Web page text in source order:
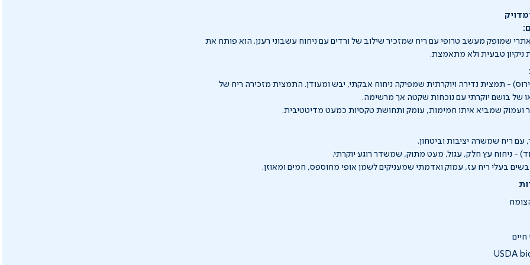
שמופק מעשב טרופי עם ריח שמזכיר שילוב של ורדים עם ניחוח עשבוני רענן. הוא פותח את
ניקיון טבעית ולא מתאמצת.
- תמצית נדירה ויוקרתית שמפיקה ניחוח אבקתי, יבש ומעודן. התמצית מזכירה ריח של
של בושם יוקרתי עם נוכחות שקטה אך מרשימה.
ועמוק שמביא איתו חמימות, עומק ותחושת טקסיות כמעט מדיטטיבית.
עם ריח שמשרה יציבות וביטחון.
- ניחוח עץ חלק, עגול, מעט מתוק, שמשדר רוגע יוקרתי.
בעלי ריח עז, עמוק ואדמתי שמעניקים לשמן אופי מחוספס, חמים ומאוזן.